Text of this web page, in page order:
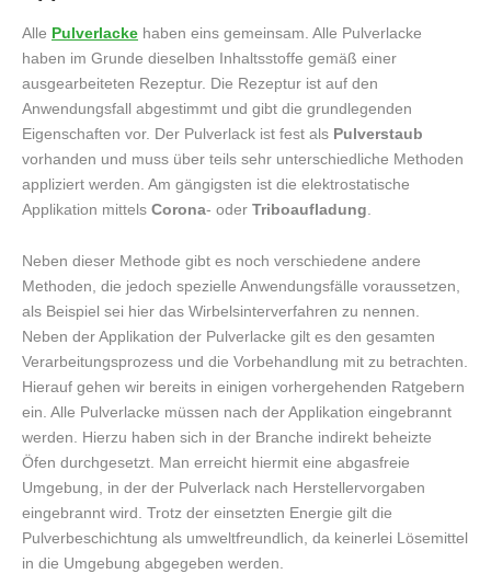
Alle Pulverlacke haben eins gemeinsam. Alle Pulverlacke
haben im Grunde dieselben Inhaltsstoffe gemäß einer
ausgearbeiteten Rezeptur. Die Rezeptur ist auf den
Anwendungsfall abgestimmt und gibt die grundlegenden
Eigenschaften vor. Der Pulverlack ist fest als Pulverstaub
vorhanden und muss über teils sehr unterschiedliche Methoden
appliziert werden. Am gängigsten ist die elektrostatische
Applikation mittels Corona- oder Triboaufladung
Neben dieser Methode gibt es noch verschiedene andere
Methoden, die jedoch spezielle Anwendungsfälle voraussetzen,
als Beispiel sei hier das Wirbelsinterverfahren zu nennen.
Neben der Applikation der Pulverlacke gilt es den gesamten
Verarbeitungsprozess und die Vorbehandlung mit zu betrachten.
Hierauf gehen wir bereits in einigen vorhergehenden Ratgebern
ein. Alle Pulverlacke müssen nach der Applikation eingebrannt
werden. Hierzu haben sich in der Branche indirekt beheizte
Öfen durchgesetzt. Man erreicht hiermit eine abgasfreie
Umgebung, in der der Pulverlack nach Herstellervorgaben
eingebrannt wird. Trotz der einsetzten Energie gilt die
Pulverbeschichtung als umweltfreundlich, da keinerlei Lösemittel
in die Umgebung abgegeben werden.